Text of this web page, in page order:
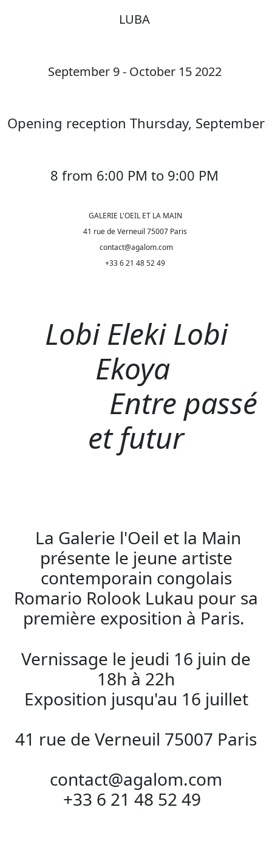
LUBA
September 9 - October 15 2022
Opening reception Thursday, September
8 from 6:00 PM to 9:00 PM
GALERIE L'OEIL ET LA MAIN
41 rue de Verneuil 75007 Paris
contact@agalom.com
+33 6 21 48 52 49
Lobi Eleki Lobi
Ekoya
Entre passé
et futur
La Galerie l'Oeil et la Main
présente le jeune artiste
contemporain congolais
Romario Rolook Lukau pour sa
première exposition à Paris.
Vernissage le jeudi 16 juin de
18h à 22h
Exposition jusqu'au 16 juillet
41 rue de Verneuil 75007 Paris
contact@agalom.com
+33 6 21 48 52 49